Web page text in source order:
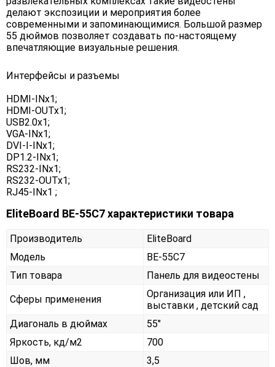
делают экспозиции и мероприятия более
современными и запоминающимися. Большой размер
55 дюймов позволяет создавать по-настоящему
впечатляющие визуальные решения.
Интерфейсы и разъемы
HDMI-INx1;
HDMI-OUTx1;
USB2.0x1;
VGA-INx1;
DVI-I-INx1;
DP1.2-INx1;
RS232-INx1;
RS232-OUTx1;
RJ45-INx1 ;
EliteBoard BE-55C7 характеристики товара
Производитель
EliteBoard
Модель
BE-55C7
Тип товара
Панель для видеостены
Сферы применения
Организация или ИП ,
выставки , детский сад
Диагональ в дюймах
55"
Яркость, кд/м2
700
Шов, мм
3,5